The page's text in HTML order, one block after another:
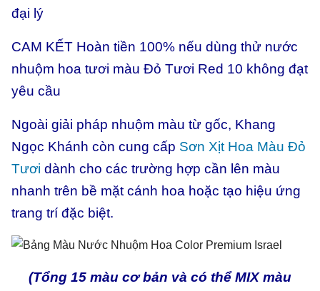
đại lý
CAM KẾT Hoàn tiền 100% nếu dùng thử nước
nhuộm hoa tươi màu Đỏ Tươi Red 10 không đạt
yêu cầu
Ngoài giải pháp nhuộm màu từ gốc, Khang
Ngọc Khánh còn cung cấp Sơn Xịt Hoa Màu Đỏ
Tươi dành cho các trường hợp cần lên màu
nhanh trên bề mặt cánh hoa hoặc tạo hiệu ứng
trang trí đặc biệt.
(Tổng 15 màu cơ bản và có thể MIX màu